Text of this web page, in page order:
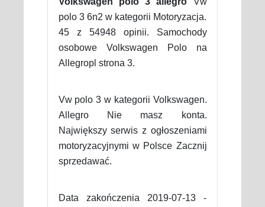
polo 3 6n2 w kategorii Motoryzacja.
45 z 54948 opinii. Samochody
osobowe Volkswagen Polo na
Allegropl strona 3.
Vw polo 3 w kategorii Volkswagen.
Allegro Nie masz konta.
Największy serwis z ogłoszeniami
motoryzacyjnymi w Polsce Zacznij
sprzedawać.
Data zakończenia 2019-07-13 -